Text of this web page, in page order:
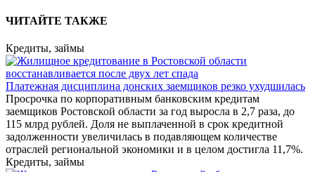
ЧИТАЙТЕ ТАКЖЕ
Кредиты, займы
Платежная дисциплина донских заемщиков резко ухудшилась
Просрочка по корпоративным банковским кредитам
заемщиков Ростовской области за год выросла в 2,7 раза, до
115 млрд рублей. Доля не выплаченной в срок кредитной
задолженности увеличилась в подавляющем количестве
отраслей региональной экономики и в целом достигла 11,7%.
Кредиты, займы